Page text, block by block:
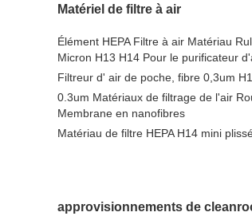
Matériel de filtre à air
Élément HEPA Filtre à air Matériau
Micron H13 H14 Pour le purificateur
Filtreur d' air de poche, fibre 0,3um
0.3um Matériaux de filtrage de l'air
Membrane en nanofibres
Matériau de filtre HEPA H14 mini
approvisionnements de